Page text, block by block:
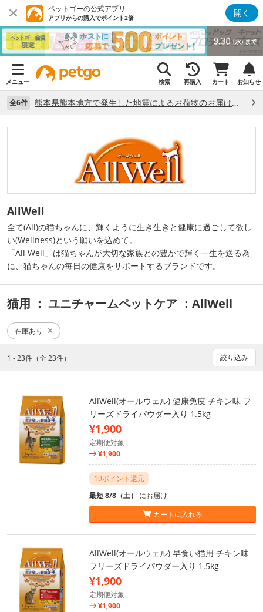
ペットゴーの公式アプリ
アプリからの購入でポイント2倍 開く
メニュー 検索 再購入 カート お知らせ
全6件 熊本県熊本地方で発生した地震によるお荷物のお届け状況について （7/28）
AllWell
全て(All)の猫ちゃんに、輝くように生き生きと健康に過ごして欲し
い(Wellness)という願いを込めて。
「All Well」は猫ちゃんが大切な家族との豊かで輝く一生を送る為
に、猫ちゃんの毎日の健康をサポートするブランドです。
猫用 ： ユニチャームペットケア ：AllWell
在庫あり
1 - 23件（全 23件） 絞り込み
AllWell(オールウェル) 健康免疫 チキン味 フ
リーズドライパウダー入り 1.5kg
¥1,900
定期便対象
¥1,900
19ポイント還元
最短 8/8（土） にお届け
カートに入れる
AllWell(オールウェル) 早食い猫用 チキン味
フリーズドライパウダー入り 1.5kg
¥1,900
定期便対象
¥1,900